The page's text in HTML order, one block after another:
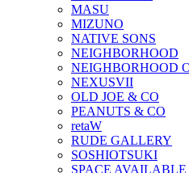
MASU
MIZUNO
NATIVE SONS
NEIGHBORHOOD
NEIGHBORHOOD
NEXUSVII
OLD JOE & CO
PEANUTS & CO
retaW
RUDE GALLERY
SOSHIOTSUKI
SPACE AVAILABLE